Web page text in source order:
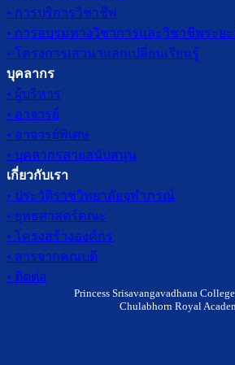
• การบริการวิชาชีพ
• การอบรมทางวิชาการและวิชาชีพระย
• โครงการเสวนาแลกเปลี่ยนเรียนรู้
บุคลากร
• ผู้บริหาร
• อาจารย์
• อาจารย์พิเศษ
• บุคลากรสายสนับสนุน
เกี่ยวกับเรา
• ประวัติราชวิทยาลัยจุฬาภรณ์
• ยุทธศาสตร์คณะ
• โครงสร้างองค์กร
• สารจากคณบดี
• ติดต่อ
Princess Srisavangavadhana
Chulabhorn Royal